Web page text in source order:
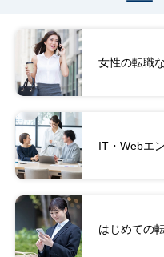
女性の転職
IT・Webエ
はじめての